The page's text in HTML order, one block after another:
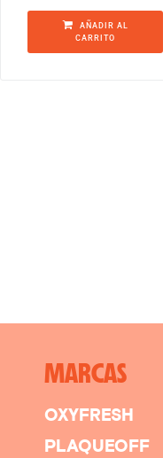
AÑADIR AL
CARRITO
MARCAS
OXYFRESH
PLAQUEOFF